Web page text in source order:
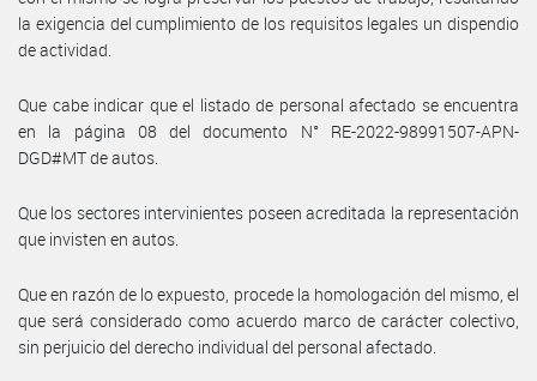
la exigencia del cumplimiento de los requisitos legales un dispendio
de actividad.
Que cabe indicar que el listado de personal afectado se encuentra
en la página 08 del documento N° RE-2022-98991507-APN-
DGD#MT de autos.
Que los sectores intervinientes poseen acreditada la representación
que invisten en autos.
Que en razón de lo expuesto, procede la homologación del mismo, el
que será considerado como acuerdo marco de carácter colectivo,
sin perjuicio del derecho individual del personal afectado.